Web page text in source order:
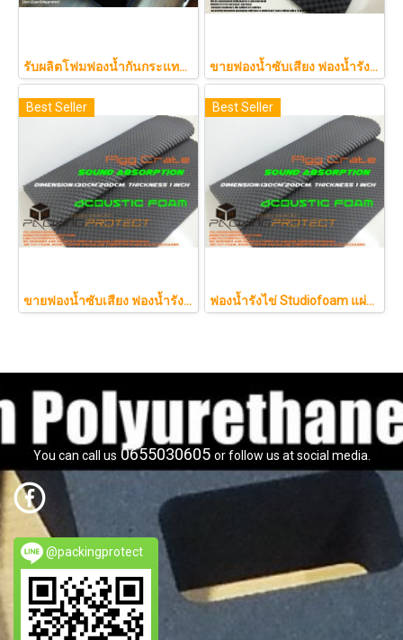
รับผลิตโฟมฟองน้ำกันกระแทกรับออกแบบบรรจุภัณฑ์โมเดล art toy ต่างๆ ขายฟองน้ำซับเสียง ฟองน้ำรังไข่ แผ่นซับเสียงห้อง ราคาถูกฟองน้ำรังไข่ แผ่นซับเสียงรังไข่ แผ่นซับเสียงรังไข่ Acoustic foam สีเทาดำขนาดใหญ่ 130*200ซม.หนา1.5นิ้วราคา350บาท(copy)
Best Seller
ขายฟองน้ำซับเสียง ฟองน้ำรังไข่ แผ่นซับเสียงห้อง ราคาถูกฟองน้ำรังไข่ แผ่นซับเสียงรังไข่ แผ่นซับเสียงรังไข่ Acoustic foam สีเ
Best Seller
ฟองน้ำรังไข่ Studiofoam แผ่นซับเสียงห้อง แผ่นซับเสียงรังไข่ แผ่นซับเสียงรังไข่ Acoustic foam สีเทาดำขนาดใหญ่ 125*200ซม.หนา1นิ้วราคา290บาท
You can call us 0655030605 or follow us at social media.
@packingprotect